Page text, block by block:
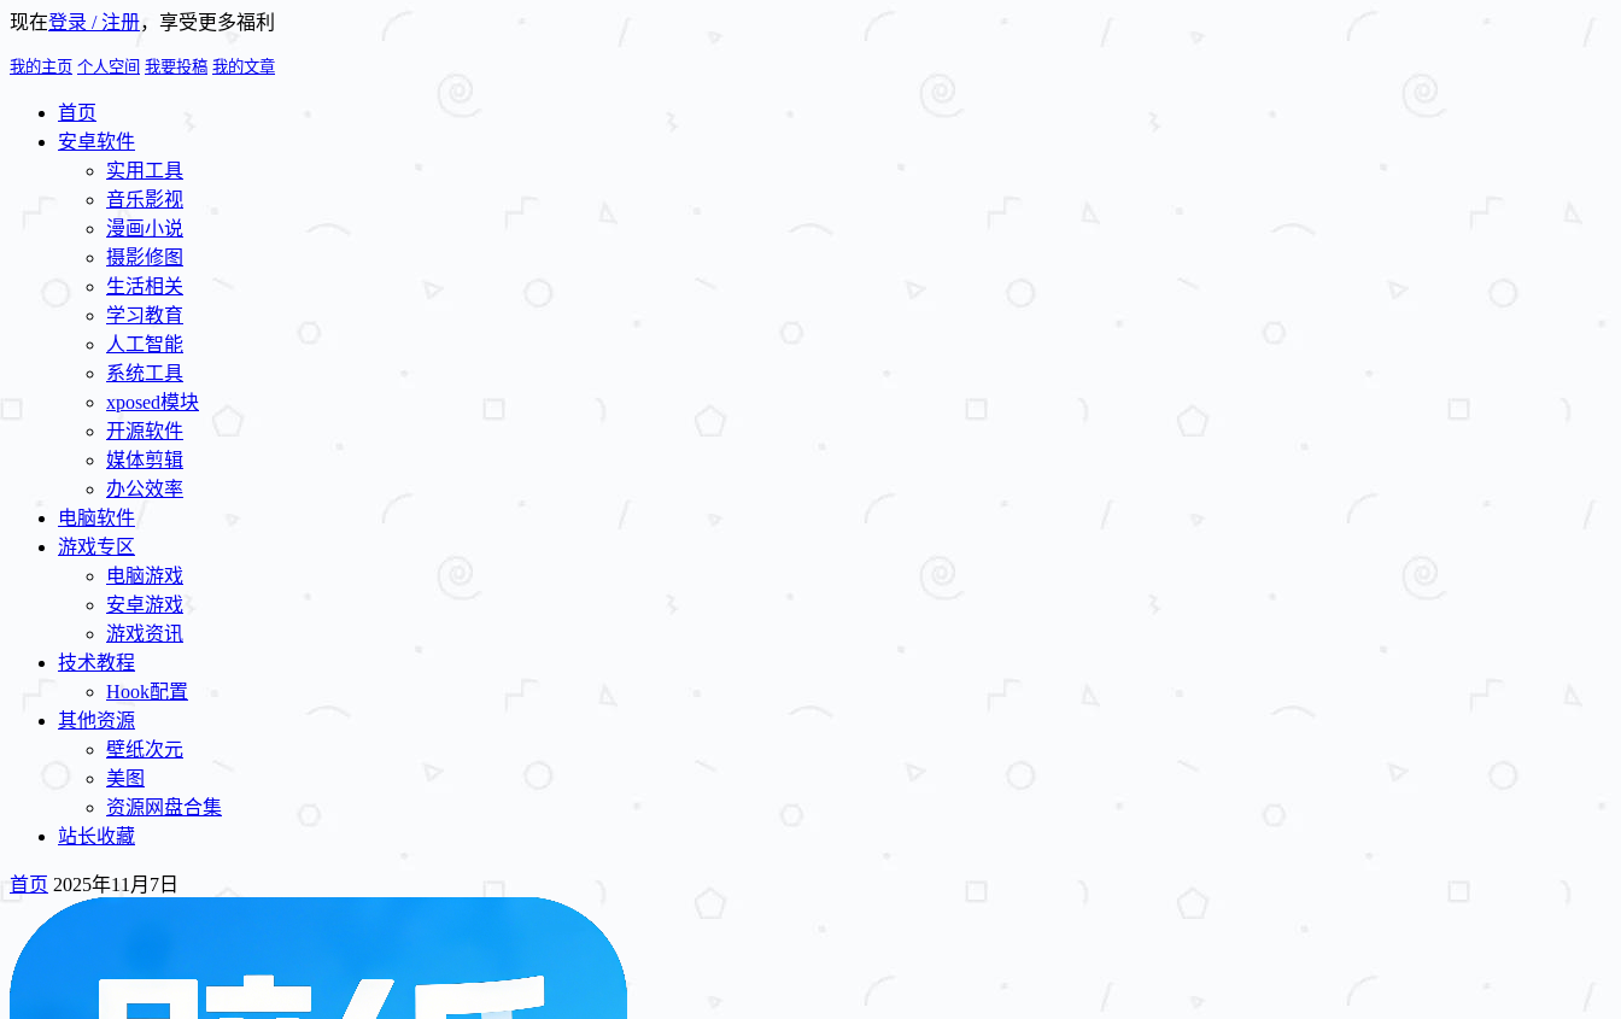
现在登录 / 注册，享受更多福利
我的主页 个人空间 我要投稿 我的文章
首页
安卓软件
实用工具
音乐影视
漫画小说
摄影修图
生活相关
学习教育
人工智能
系统工具
xposed模块
开源软件
媒体剪辑
办公效率
电脑软件
游戏专区
电脑游戏
安卓游戏
游戏资讯
技术教程
Hook配置
其他资源
壁纸次元
美图
资源网盘合集
站长收藏
首页 2025年11月7日